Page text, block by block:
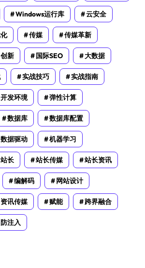
Windows运行库 云安全
传媒 传媒革新
创新 国际SEO 大数据
实战技巧 实战指南
开发环境 弹性计算
数据库 数据库配置
数据驱动 机器学习
站长 站长传媒 站长资讯
编解码 网站设计
资讯传媒 赋能 跨界融合
防注入